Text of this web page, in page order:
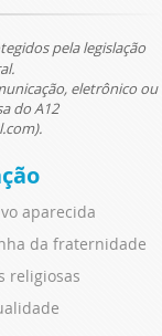
pela legislação
eletrônico ou
do A12
aparecida
da fraternidade
religiosas